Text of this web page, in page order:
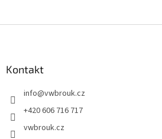
Kontakt
info@vwbrouk.cz
+420 606 716 717
vwbrouk.cz